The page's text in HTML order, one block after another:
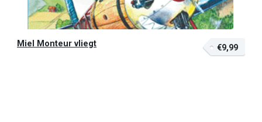
Miel Monteur vliegt €9,99